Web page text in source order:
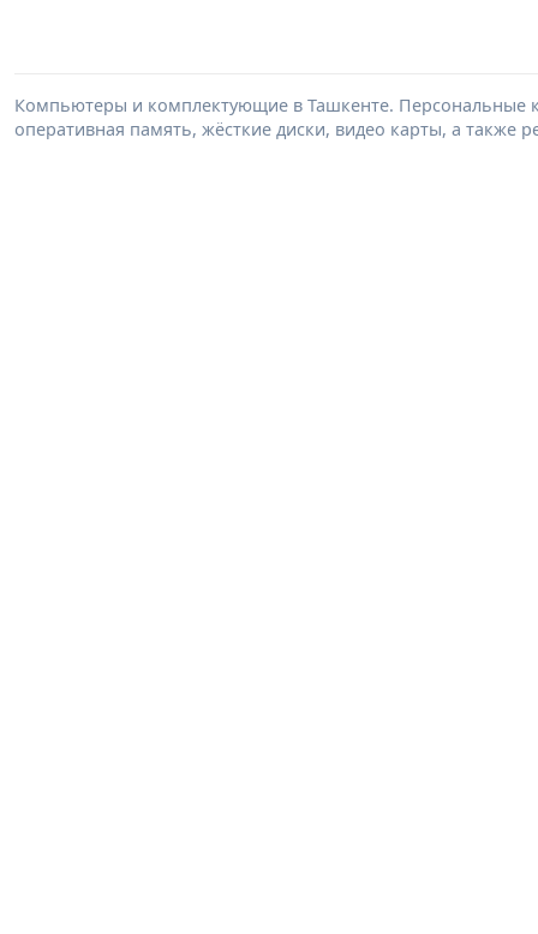
Компьютеры и комплектующие в Ташкенте. Персональные
оперативная память, жёсткие диски, видео карты, а также